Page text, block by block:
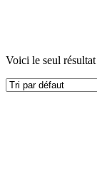
Voici le seul résultat